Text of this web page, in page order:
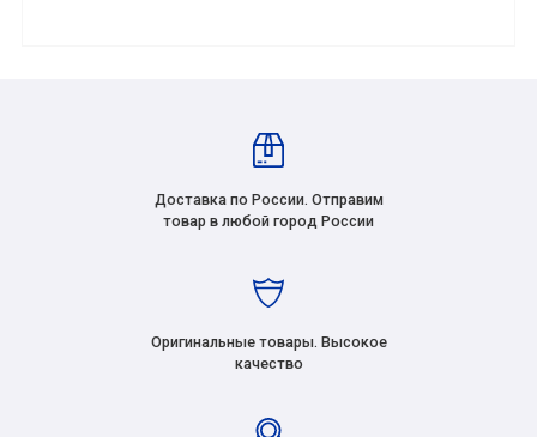
Доставка по России. Отправим
товар в любой город России
Оригинальные товары. Высокое
качество